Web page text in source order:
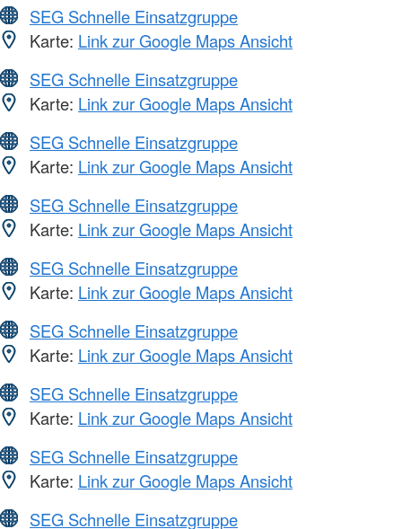
SEG Schnelle Einsatzgruppe
Karte: Link zur Google Maps Ansicht
SEG Schnelle Einsatzgruppe
Karte: Link zur Google Maps Ansicht
SEG Schnelle Einsatzgruppe
Karte: Link zur Google Maps Ansicht
SEG Schnelle Einsatzgruppe
Karte: Link zur Google Maps Ansicht
SEG Schnelle Einsatzgruppe
Karte: Link zur Google Maps Ansicht
SEG Schnelle Einsatzgruppe
Karte: Link zur Google Maps Ansicht
SEG Schnelle Einsatzgruppe
Karte: Link zur Google Maps Ansicht
SEG Schnelle Einsatzgruppe
Karte: Link zur Google Maps Ansicht
SEG Schnelle Einsatzgruppe